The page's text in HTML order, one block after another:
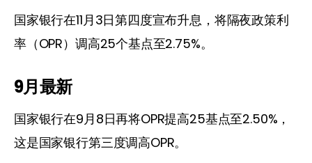
国家银行在11月3日第四度宣布升息，将隔夜政策利
率（OPR）调高25个基点至2.75%。
9月最新
国家银行在9月8日再将OPR提高25基点至2.50%，
这是国家银行第三度调高OPR。